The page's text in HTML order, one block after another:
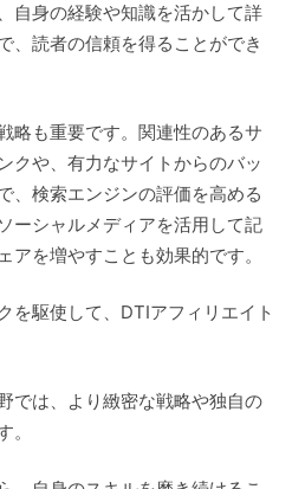
自身の経験や知識を活かして詳
、読者の信頼を得ることができ
略も重要です。関連性のあるサ
クや、有力なサイトからのバッ
、検索エンジンの評価を高める
ーシャルメディアを活用して記
アを増やすことも効果的です。
を駆使して、DTIアフィリエイト
では、より緻密な戦略や独自の
。